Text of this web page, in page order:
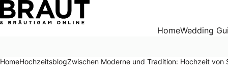
Zwischen Moderne und Tradition: Hochzeit von Sophie
HomeWedding
HomeHochzeitsblogZwischen Moderne und Tradition: Hochzeit von